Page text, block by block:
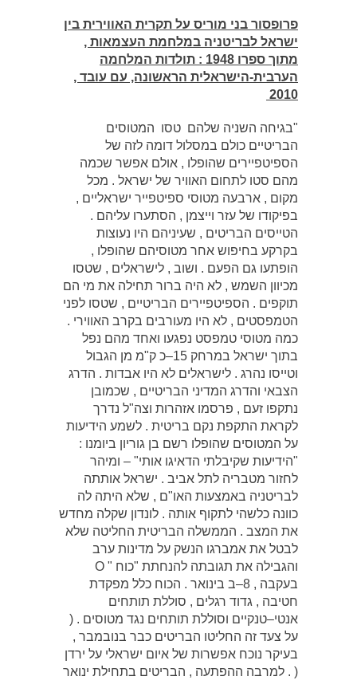
פרופסור בני מוריס על תקרית האווירית בין
ישראל לבריטניה במלחמת העצמאות ,
מתוך ספרו 1948 : תולדות המלחמה
הערבית-הישראלית הראשונה, עם עובד ,
2010
"בגיחה השניה שלהם טסו המטוסים
הבריטיים כולם במסלול דומה לזה של
הספיטפיירים שהופלו , אולם אפשר שכמה
מהם סטו לתחום האוויר של ישראל . מכל
מקום , ארבעה מטוסי ספיטפייר ישראליים ,
בפיקודו של עזר וייצמן , הסתערו עליהם .
הטייסים הבריטים , שעיניהם היו נעוצות
בקרקע בחיפוש אחר מטוסיהם שהופלו ,
הופתעו גם הפעם . ושוב , לישראלים , שטסו
מכיוון השמש , לא היה ברור תחילה את מי הם
תוקפים . הספיטפיירים הבריטיים , שטסו לפני
הטמפסטים , לא היו מעורבים בקרב האווירי .
כמה מטוסי טמפסט נפגעו ואחד מהם נפל
בתוך ישראל במרחק 15–כ ק"מ מן הגבול
וטייסו נהרג . לישראלים לא היו אבדות . הדרג
הצבאי והדרג המדיני הבריטיים , שכמובן
נתקפו זעם , פרסמו אזהרות וצה"ל נדרך
לקראת התקפת נקם בריטית . לשמע הידיעות
על המטוסים שהופלו רשם בן גוריון ביומנו :
"הידיעות שקיבלתי הדאיגו אותי" – ומיהר
לחזור מטבריה לתל אביב . ישראל אותתה
לבריטניה באמצעות האו"ם , שלא היתה לה
כוונה כלשהי לתקוף אותה . לונדון שקלה מחדש
את המצב . הממשלה הבריטית החליטה שלא
לבטל את אמברגו הנשק על מדינות ערב
והגבילה את תגובתה להנחתת "כוח " O
בעקבה , 8–ב בינואר . הכוח כלל מפקדת
חטיבה , גדוד רגלים , סוללת תותחים
אנטי–טנקיים וסוללת תותחים נגד מטוסים . (
על צעד זה החליטו הבריטים כבר בנובמבר ,
בעיקר נוכח אפשרות של איום ישראלי על ירדן
( . למרבה ההפתעה , הבריטים בתחילת ינואר